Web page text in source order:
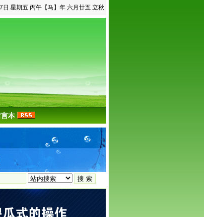
日 星期五 丙午【马】年 六月廿五 立秋
言本